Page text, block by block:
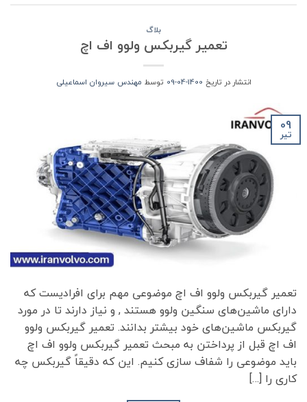
بلاگ
تعمیر گیربکس ولوو اف اچ
انتشار در تاریخ 1400-04-09 توسط مهندس سیروان اسماعیلی
09
تیر
تعمیر گیربکس ولوو اف اچ موضوعی مهم برای افرادیست که
دارای ماشین‌های سنگین ولوو هستند , و نیاز دارند تا در مورد
گیربکس‌ ماشین‌های خود بیشتر بدانند. تعمیر گیربکس ولوو
اف اچ قبل از پرداختن به مبحث تعمیر گیربکس ولوو اف اچ
باید موضوعی را شفاف سازی کنیم. این که دقیقاً گیربکس چه
کاری را […]